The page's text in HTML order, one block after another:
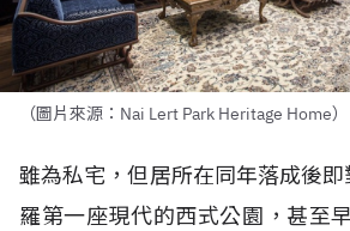
（圖片來源：Nai Lert Park Heritage Home）
雖為私宅，但居所在同年落成後
羅第一座現代的西式公園，甚至